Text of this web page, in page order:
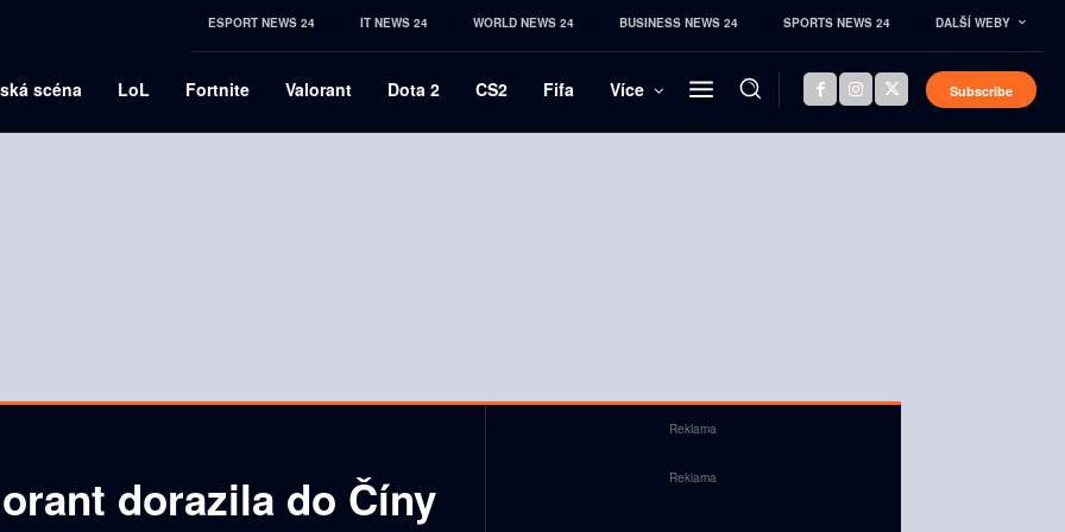
ESPORT NEWS 24 IT NEWS 24 WORLD NEWS 24 BUSINESS NEWS 24 SPORTS NEWS 24 DALŠÍ WEBY
scéna LoL Fortnite Valorant Dota 2 CS2 Fifa Více Subscribe
dorazila do Číny
Reklama
Reklama